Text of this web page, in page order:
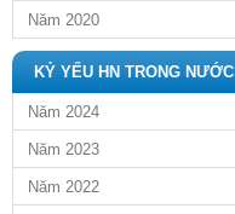
Năm 2020
KỶ YẾU HN TRONG NƯỚC
Năm 2024
Năm 2023
Năm 2022